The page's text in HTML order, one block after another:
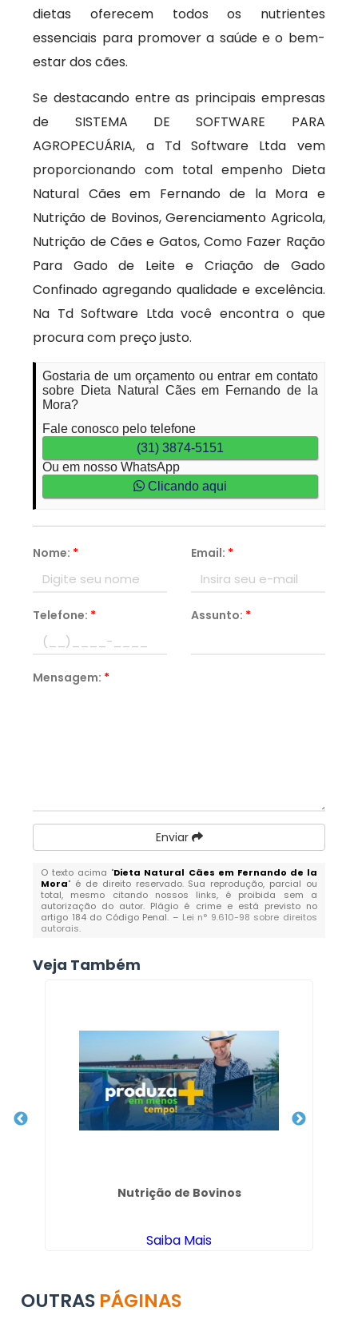
dietas oferecem todos os nutrientes
essenciais para promover a saúde e o bem-
estar dos cães.
Se destacando entre as principais empresas
de SISTEMA DE SOFTWARE PARA
AGROPECUÁRIA, a Td Software Ltda vem
proporcionando com total empenho Dieta
Natural Cães em Fernando de la Mora e
Nutrição de Bovinos, Gerenciamento Agricola,
Nutrição de Cães e Gatos, Como Fazer Ração
Para Gado de Leite e Criação de Gado
Confinado agregando qualidade e excelência.
Na Td Software Ltda você encontra o que
procura com preço justo.
Gostaria de um orçamento ou entrar em contato
sobre Dieta Natural Cães em Fernando de la
Mora?
Fale conosco pelo telefone
(31) 3874-5151
Ou em nosso WhatsApp
Clicando aqui
Nome: * Email: *
Telefone: * Assunto: *
Mensagem: *
Enviar
O texto acima "Dieta Natural Cães em Fernando de la
Mora" é de direito reservado. Sua reprodução, parcial ou
total, mesmo citando nossos links, é proibida sem a
autorização do autor. Plágio é crime e está previsto no
artigo 184 do Código Penal. – Lei n° 9.610-98 sobre direitos
autorais.
Veja Também
Nutrição de Bovinos
Saiba Mais
OUTRAS PÁGINAS